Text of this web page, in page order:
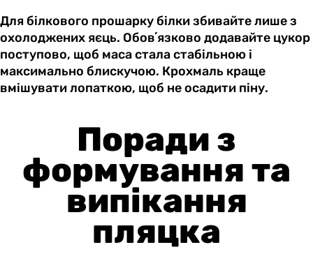
Для білкового прошарку білки збивайте лише з
охолоджених яєць. Обовʼязково додавайте цукор
поступово, щоб маса стала стабільною і
максимально блискучою. Крохмаль краще
вмішувати лопаткою, щоб не осадити піну.
Поради з
формування та
випікання
пляцка